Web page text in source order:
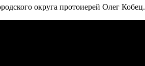
округа протоиерей Олег Кобец.